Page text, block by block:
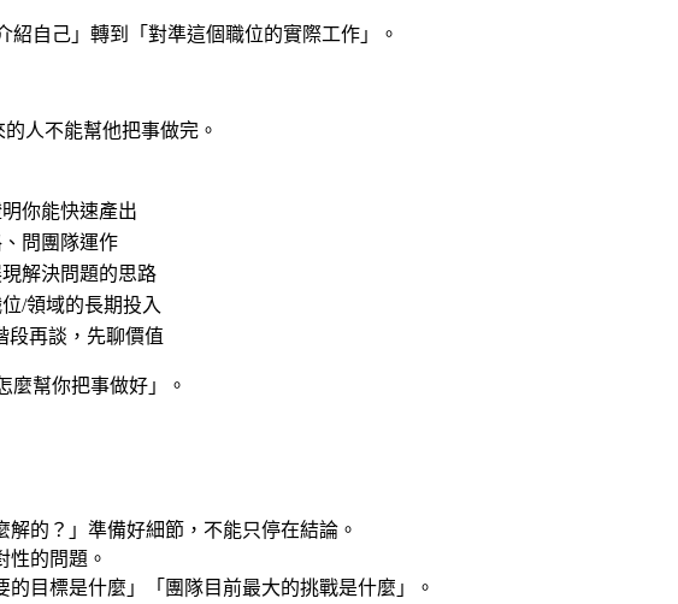
自己」轉到「對準這個職位的實際工作」。
人不能幫他把事做完。
你能快速產出
問團隊運作
解決問題的思路
/領域的長期投入
段再談，先聊價值
麼幫你把事做好」。
的？」準備好細節，不能只停在結論。
性的問題。
目標是什麼」「團隊目前最大的挑戰是什麼」。